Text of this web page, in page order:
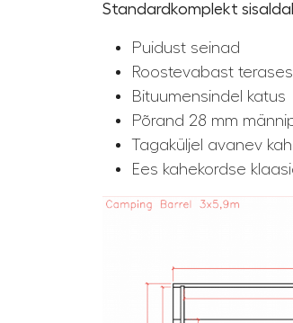
Standardkomplekt
Puidust seinad
Roostevabast
Bituumensindel katus
Põrand 28 mm
Tagaküljel avanev
Ees kahekordse